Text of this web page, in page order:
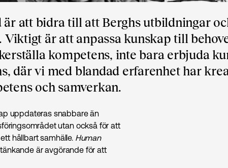
att bidra till att Berghs utbildningar
är att anpassa kunskap till
kompetens, inte bara erbjuda
där vi med blandad erfarenhet har
och samverkan.
uppdateras snabbare än
utan också för att
hållbart samhälle. Human
är avgörande för att